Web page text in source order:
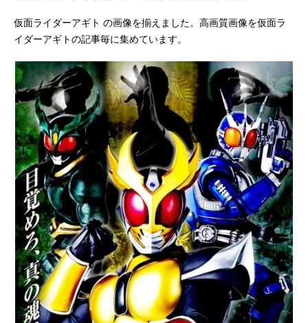
今期アニメ曜日別一覧
春アニメ 夏アニメ
秋アニメ 冬アニメ
男性声優/女性声優一覧
FOLLOW US
仮面ライダーアギト の画像を揃えました。高画質画像を仮面ラ
イダーアギトの記事毎に集めています。